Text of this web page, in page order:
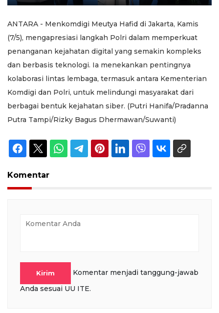
Mute Play
Rewind
10s
Forward
10s
Settings
PIP
ANTARA - Menkomdigi Meutya Hafid di Jakarta, Kamis
(7/5), mengapresiasi langkah Polri dalam memperkuat
penanganan kejahatan digital yang semakin kompleks
dan berbasis teknologi. Ia menekankan pentingnya
kolaborasi lintas lembaga, termasuk antara Kementerian
Komdigi dan Polri, untuk melindungi masyarakat dari
berbagai bentuk kejahatan siber. (Putri Hanifa/Pradanna
Putra Tampi/Rizky Bagus Dhermawan/Suwanti)
Komentar
Kirim
Komentar menjadi tanggung-jawab
Anda sesuai UU ITE.